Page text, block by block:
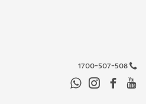
1700-507-508